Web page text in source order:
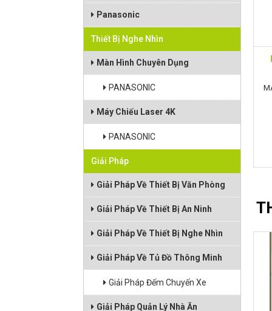
Panasonic
Thiết Bị Nghe Nhìn
Màn Hình Chuyên Dụng
PANASONIC
Máy Chiếu Laser 4K
PANASONIC
Giải Pháp
Giải Pháp Về Thiết Bị Văn Phòng
Giải Pháp Về Thiết Bị An Ninh
Giải Pháp Về Thiết Bị Nghe Nhìn
Giải Pháp Về Tủ Đồ Thông Minh
Giải Pháp Đếm Chuyến Xe
Giải Pháp Quản Lý Nhà Ăn